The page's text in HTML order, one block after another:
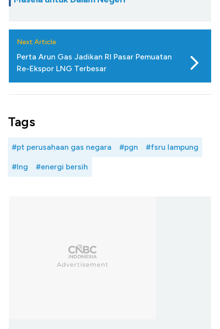
Next Article
Perta Arun Gas Jadikan RI Pasar Pemuatan
Re-Ekspor LNG Terbesar
Tags
#pt perusahaan gas negara #pgn #fsru lampung
#lng #energi bersih